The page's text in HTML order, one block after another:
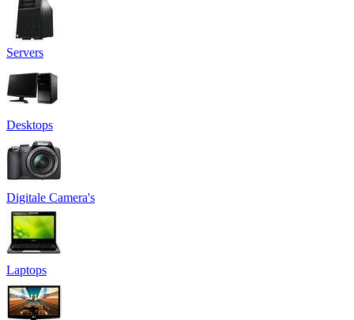
Servers
Desktops
Digitale Camera's
Laptops